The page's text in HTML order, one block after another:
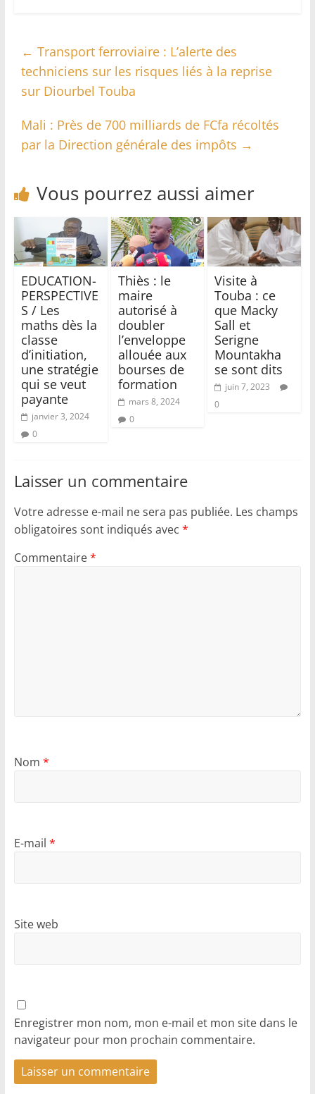
← Transport ferroviaire : L’alerte des
techniciens sur les risques liés à la reprise
sur Diourbel Touba
Mali : Près de 700 milliards de FCfa récoltés
par la Direction générale des impôts →
Vous pourrez aussi aimer
EDUCATION-
PERSPECTIVE
S / Les
maths dès la
classe
d’initiation,
une stratégie
qui se veut
payante
janvier 3, 2024
0
Thiès : le
maire
autorisé à
doubler
l’enveloppe
allouée aux
bourses de
formation
mars 8, 2024
0
Visite à
Touba : ce
que Macky
Sall et
Serigne
Mountakha
se sont dits
juin 7, 2023
0
Laisser un commentaire
Votre adresse e-mail ne sera pas publiée. Les champs
obligatoires sont indiqués avec *
Commentaire*
Nom *
E-mail *
Site web
Enregistrer mon nom, mon e-mail et mon site dans le
navigateur pour mon prochain commentaire.